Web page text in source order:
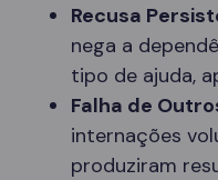
Recusa
nega a
tipo de ajuda,
Falha de
internações
produziram